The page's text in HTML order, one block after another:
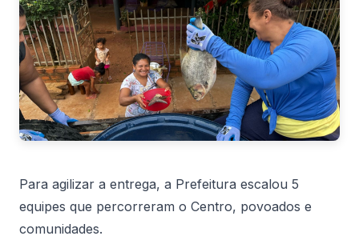
Para agilizar a entrega, a Prefeitura escalou 5
equipes que percorreram o Centro, povoados e
comunidades.